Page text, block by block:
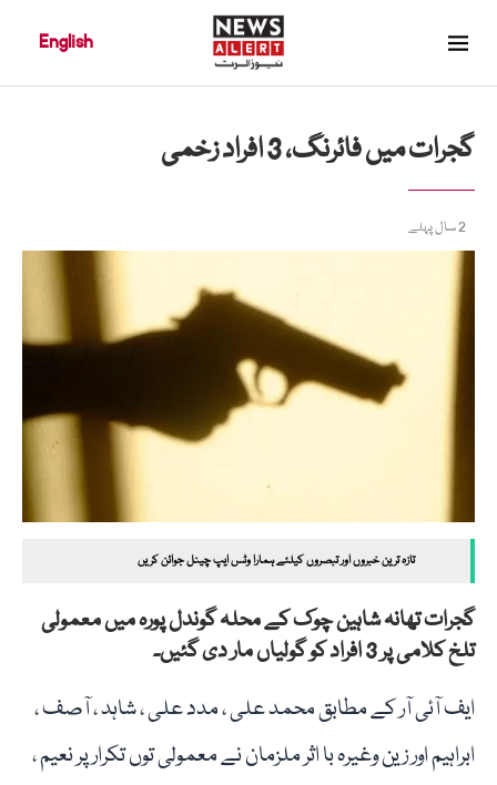
English
گجرات میں فائرنگ، 3 افراد زخمی
2 سال پہلے
تازہ ترین خبروں اور تبصروں کیلئے ہمارا وٹس ایپ چینل جوائن کریں
گجرات تھانہ شاہین چوک کے محلہ گوندل پورہ میں معمولی
تلخ کلامی پر 3 افراد کو گولیاں مار دی گئیں۔
ایف آئی آر کے مطابق محمد علی ، مدد علی ، شاہد ، آصف ،
ابراہیم اور زین وغیرہ با اثر ملزمان نے معمولی توں تکرار پر نعیم ،